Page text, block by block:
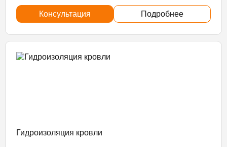
Консультация Подробнее
Гидроизоляция кровли